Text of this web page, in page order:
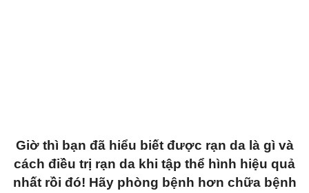
Giờ thì bạn đã hiểu biết được rạn da là gì và
cách điều trị rạn da khi tập thể hình hiệu quả
nhất rồi đó! Hãy phòng bệnh hơn chữa bệnh